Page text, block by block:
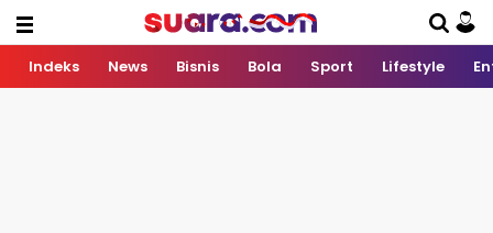
Indeks News Bisnis Bola Sport Lifestyle